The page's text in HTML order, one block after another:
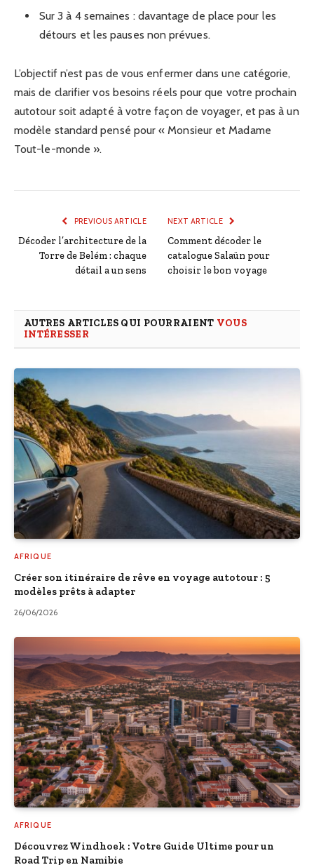
Sur 3 à 4 semaines : davantage de place pour les
détours et les pauses non prévues.
L’objectif n’est pas de vous enfermer dans une catégorie,
mais de clarifier vos besoins réels pour que votre prochain
autotour soit adapté à votre façon de voyager, et pas à un
modèle standard pensé pour « Monsieur et Madame
Tout-le-monde ».
PREVIOUS ARTICLE
Décoder l’architecture de la
Torre de Belém : chaque
détail a un sens
NEXT ARTICLE
Comment décoder le
catalogue Salaün pour
choisir le bon voyage
AUTRES ARTICLES QUI POURRAIENT VOUS
INTÉRESSER
AFRIQUE
Créer son itinéraire de rêve en voyage autotour : 5
modèles prêts à adapter
26/06/2026
AFRIQUE
Découvrez Windhoek : Votre Guide Ultime pour un
Road Trip en Namibie